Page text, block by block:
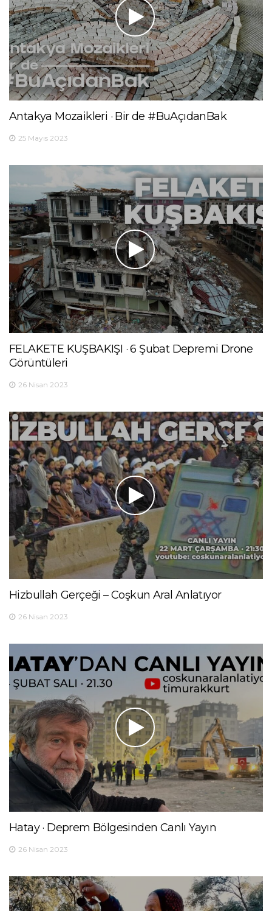
Antakya Mozaikleri · Bir de #BuAçıdanBak
25 Mayıs 2023
FELAKETE KUŞBAKIŞI · 6 Şubat Depremi Drone
Görüntüleri
26 Nisan 2023
Hizbullah Gerçeği – Coşkun Aral Anlatıyor
26 Nisan 2023
Hatay · Deprem Bölgesinden Canlı Yayın
26 Nisan 2023